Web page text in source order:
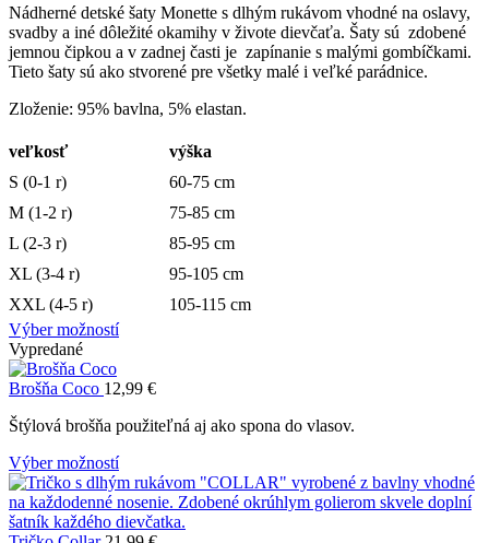
Nádherné detské šaty Monette s dlhým rukávom vhodné na oslavy,
svadby a iné dôležité okamihy v živote dievčaťa. Šaty sú zdobené
jemnou čipkou a v zadnej časti je zapínanie s malými gombíčkami.
Tieto šaty sú ako stvorené pre všetky malé i veľké parádnice.
Zloženie: 95% bavlna, 5% elastan.
veľkosť
výška
S (0-1 r)
60-75 cm
M (1-2 r)
75-85 cm
L (2-3 r)
85-95 cm
XL (3-4 r)
95-105 cm
XXL (4-5 r)
105-115 cm
Výber možností
Vypredané
Brošňa Coco 12,99 €
Štýlová brošňa použiteľná aj ako spona do vlasov.
Výber možností